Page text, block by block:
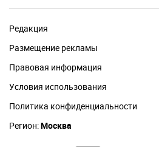
Редакция
Размещение рекламы
Правовая информация
Условия использования
Политика конфиденциальности
Регион:Москва